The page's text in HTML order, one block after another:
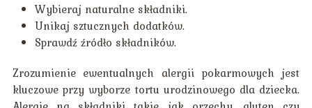
Wybieraj naturalne składniki.
Unikaj sztucznych dodatków.
Sprawdź źródło składników.
Zrozumienie ewentualnych alergii pokarmowych jest
kluczowe przy wyborze tortu urodzinowego dla dziecka.